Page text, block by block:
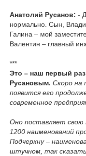
Анатолий Русанов: -
нормально. Сын,
Галина – мой
Валентин – главный
***
Это – наш первый
Русановым. Скоро на
появится его
современное
Оно поставляет свою
1200 наименований
Подчеркну –
штучном, так